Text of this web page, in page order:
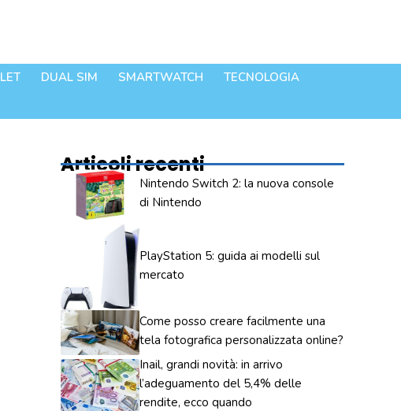
DUAL SIM SMARTWATCH
TECNOLOGIA
Articoli recenti
Nintendo Switch 2: la nuova console
di Nintendo
PlayStation 5: guida ai modelli sul
mercato
Come posso creare facilmente una
tela fotografica personalizzata online?
Inail, grandi novità: in arrivo
l’adeguamento del 5,4% delle
rendite, ecco quando